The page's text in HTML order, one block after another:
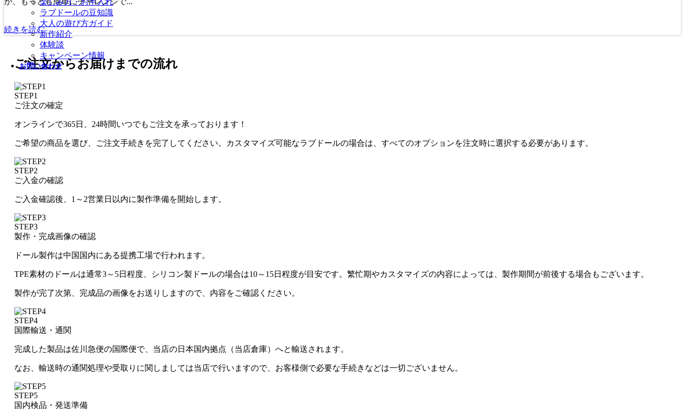
楽しみ方・お手入れ
ラブドールの豆知識
大人の遊び方ガイド
新作紹介
体験談
キャンペーン情報
お問い合わせ
続きを読む
ご注文からお届けまでの流れ
STEP1
ご注文の確定
オンラインで365日、24時間いつでもご注文を承っております！
ご希望の商品を選び、ご注文手続きを完了してください。カスタマイズ可能なラブドールの場合は、すべてのオプションを注文時に選択する必要があります。
STEP2
ご入金の確認
ご入金確認後、1～2営業日以内に製作準備を開始します。
STEP3
製作・完成画像の確認
ドール製作は中国国内にある提携工場で行われます。
TPE素材のドールは通常3～5日程度、シリコン製ドールの場合は10～15日程度が目安です。繁忙期やカスタマイズの内容によっては、製作期間が前後する場合もございます。
製作が完了次第、完成品の画像をお送りしますので、内容をご確認ください。
STEP4
国際輸送・通関
完成した製品は佐川急便の国際便で、当店の日本国内拠点（当店倉庫）へと輸送されます。
なお、輸送時の通関処理や受取りに関しましては当店で行いますので、お客様側で必要な手続きなどは一切ございません。
STEP5
国内検品・発送準備